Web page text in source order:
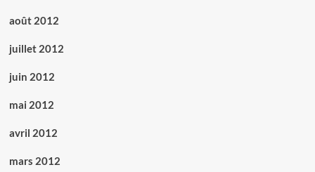
août 2012
juillet 2012
juin 2012
mai 2012
avril 2012
mars 2012